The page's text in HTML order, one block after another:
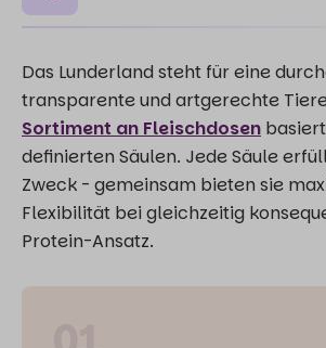
Das Lunderland steht für eine
transparente und artgerechte
Sortiment an Fleischdosen
definierten Säulen. Jede Säule
Zweck - gemeinsam bieten sie
Flexibilität bei gleichzeitig
Protein-Ansatz.